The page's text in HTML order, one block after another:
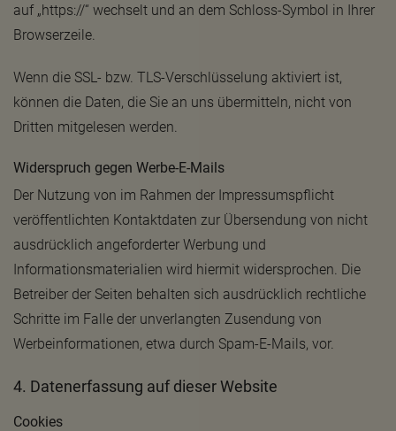
auf „https://“ wechselt und an dem Schloss-Symbol in Ihrer
Browserzeile.
Wenn die SSL- bzw. TLS-Verschlüsselung aktiviert ist,
können die Daten, die Sie an uns übermitteln, nicht von
Dritten mitgelesen werden.
Widerspruch gegen Werbe-E-Mails
Der Nutzung von im Rahmen der Impressumspflicht
veröffentlichten Kontaktdaten zur Übersendung von nicht
ausdrücklich angeforderter Werbung und
Informationsmaterialien wird hiermit widersprochen. Die
Betreiber der Seiten behalten sich ausdrücklich rechtliche
Schritte im Falle der unverlangten Zusendung von
Werbeinformationen, etwa durch Spam-E-Mails, vor.
4. Datenerfassung auf dieser Website
Cookies